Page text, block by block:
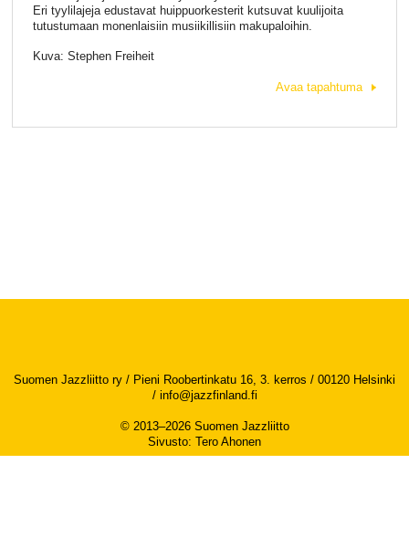
Eri tyylilajeja edustavat huippuorkesterit kutsuvat kuulijoita
tutustumaan monenlaisiin musiikillisiin makupaloihin.
Kuva: Stephen Freiheit
Avaa tapahtuma
Suomen Jazzliitto ry / Pieni Roobertinkatu 16, 3. kerros / 00120 Helsinki
/ info@jazzfinland.fi
© 2013–2026 Suomen Jazzliitto
Sivusto: Tero Ahonen